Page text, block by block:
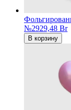
№2929,48 Br
В корзину